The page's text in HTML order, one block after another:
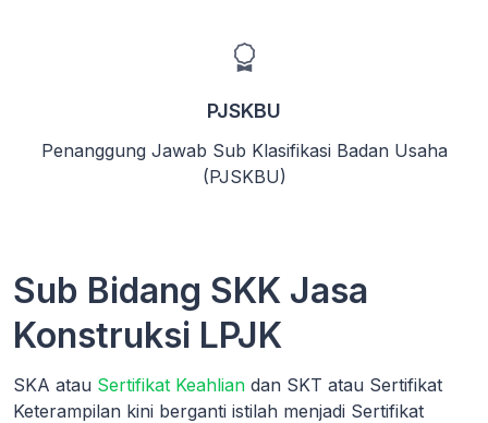
PJSKBU
Penanggung Jawab Sub Klasifikasi Badan Usaha
(PJSKBU)
Sub Bidang SKK Jasa
Konstruksi LPJK
SKA atau Sertifikat Keahlian dan SKT atau Sertifikat
Keterampilan kini berganti istilah menjadi Sertifikat